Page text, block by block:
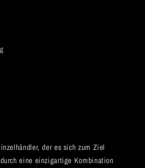
der es sich zum Ziel
eine einzigartige Kombination